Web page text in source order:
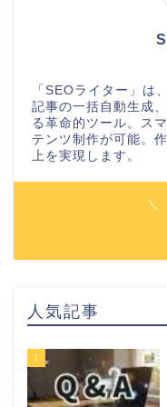
「SEOライター」は
記事の一括自動生成
る革命的ツール。ス
テンツ制作が可能。
上を実現します。
＼
人気記事
1